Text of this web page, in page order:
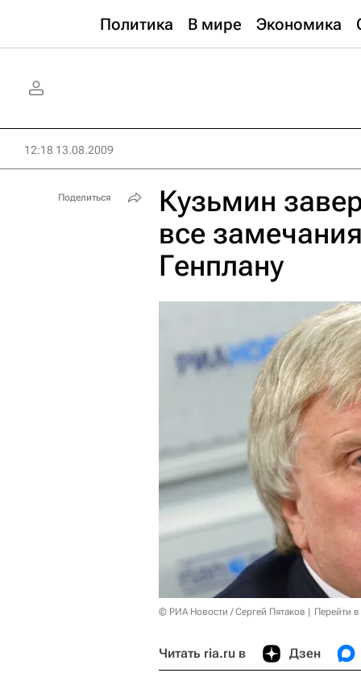
Политика В мире Экономика
12:18 13.08.2009
Кузьмин
все
Генплану
© РИА Новости / Сергей Пятаков Перейти
Читать ria.ru в Дзен
Поделиться